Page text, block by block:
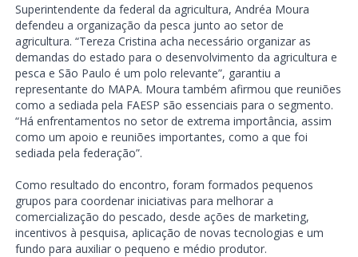
Superintendente da federal da agricultura, Andréa Moura
defendeu a organização da pesca junto ao setor de
agricultura. “Tereza Cristina acha necessário organizar as
demandas do estado para o desenvolvimento da agricultura e
pesca e São Paulo é um polo relevante”, garantiu a
representante do MAPA. Moura também afirmou que reuniões
como a sediada pela FAESP são essenciais para o segmento.
“Há enfrentamentos no setor de extrema importância, assim
como um apoio e reuniões importantes, como a que foi
sediada pela federação”.
Como resultado do encontro, foram formados pequenos
grupos para coordenar iniciativas para melhorar a
comercialização do pescado, desde ações de marketing,
incentivos à pesquisa, aplicação de novas tecnologias e um
fundo para auxiliar o pequeno e médio produtor.